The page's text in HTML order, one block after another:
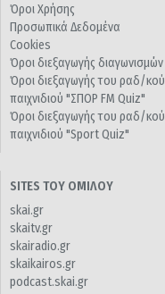
Όροι Χρήσης
Προσωπικά Δεδομένα
Cookies
Όροι διεξαγωγής διαγωνισμών
Όροι διεξαγωγής του ραδ/κού
παιχνιδιού "ΣΠΟΡ FM Quiz"
Όροι διεξαγωγής του ραδ/κού
παιχνιδιού "Sport Quiz"
SITES ΤΟΥ ΟΜΙΛΟΥ
skai.gr
skaitv.gr
skairadio.gr
skaikairos.gr
podcast.skai.gr